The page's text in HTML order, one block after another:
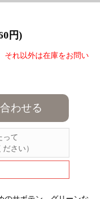
円)
それ以外は在庫をお問い
わせる
って
さい）